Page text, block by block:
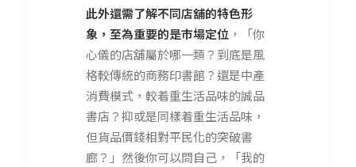
此外還需了解不同店舖的特色形
象，至為重要的是巿場定位 ，「你
心儀的店舖屬於哪一類？到底是風
格較傳統的商務印書館？還是中產
消費模式，較着重生活品味的誠品
書店？抑或是同樣着重生活品味，
但貨品價錢相對平民化的突破書
廊？」然後你可以問自己，「我的